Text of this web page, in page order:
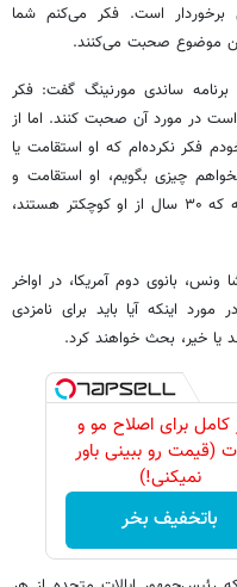
برخوردار است. فکر می‌کنم شما
موضوع صحبت می‌کنند.
ساندی مورنینگ گفت: فکر
در مورد آن صحبت کنند. اما از
فکر نکرده‌ام که او استقامت یا
بخواهم چیزی بگویم، او استقامت و
انرژی بیشتری نسبت به بسیاری از افراد کابینه که ۳۰ سال از او کوچکتر هستند،
بانوی دوم آمریکا، در اواخر
پس از انتخابات میان‌دوره‌ای ۲۰۲۶، در مورد اینکه آیا باید برای نامزدی
کامل برای اصلاح مو و
(قیمت رو ببینی باور
نمیکنی!)
باتخفیف بخر